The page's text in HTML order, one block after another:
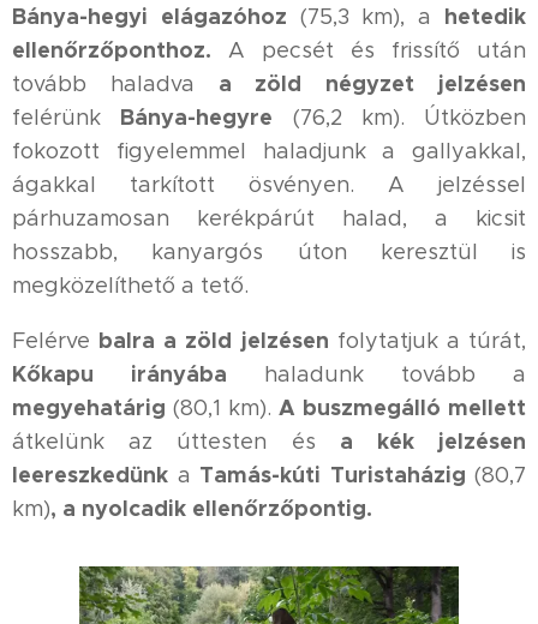
Bánya-hegyi elágazóhoz (75,3 km), a hetedik
ellenőrzőponthoz. A pecsét és frissítő után
tovább haladva a zöld négyzet jelzésen
felérünk Bánya-hegyre (76,2 km). Útközben
fokozott figyelemmel haladjunk a gallyakkal,
ágakkal tarkított ösvényen. A jelzéssel
párhuzamosan kerékpárút halad, a kicsit
hosszabb, kanyargós úton keresztül is
megközelíthető a tető.
Felérve balra a zöld jelzésen folytatjuk a túrát,
Kőkapu irányába haladunk tovább a
megyehatárig (80,1 km). A buszmegálló mellett
átkelünk az úttesten és a kék jelzésen
leereszkedünk a Tamás-kúti Turistaházig (80,7
km), a nyolcadik ellenőrzőpontig.